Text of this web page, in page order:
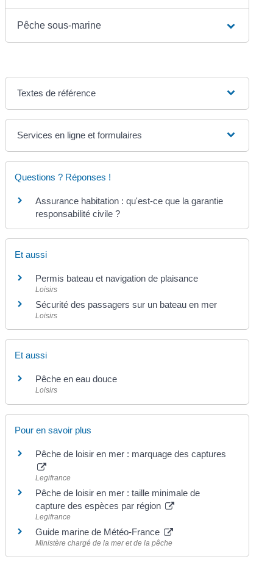
Pêche sous-marine
Textes de référence
Services en ligne et formulaires
Questions ? Réponses !
Assurance habitation : qu'est-ce que la garantie
responsabilité civile ?
Et aussi
Permis bateau et navigation de plaisance
Loisirs
Sécurité des passagers sur un bateau en mer
Loisirs
Et aussi
Pêche en eau douce
Loisirs
Pour en savoir plus
Pêche de loisir en mer : marquage des captures
Legifrance
Pêche de loisir en mer : taille minimale de
capture des espèces par région
Legifrance
Guide marine de Météo-France
Ministère chargé de la mer et de la pêche